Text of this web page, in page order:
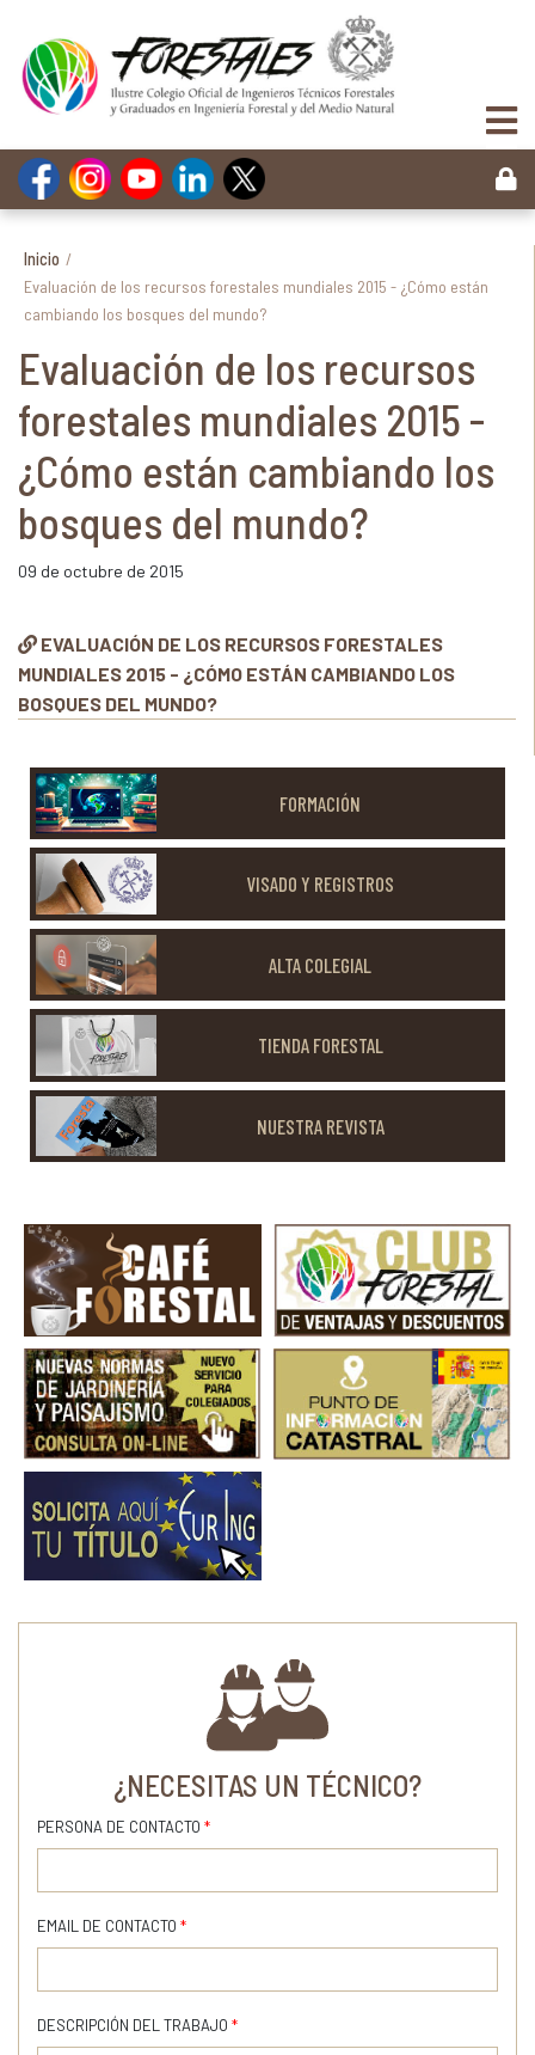
Inicio /
Evaluación de los recursos forestales mundiales 2015 - ¿Cómo están
cambiando los bosques del mundo?
Evaluación de los recursos
forestales mundiales 2015 -
¿Cómo están cambiando los
bosques del mundo?
09 de octubre de 2015
EVALUACIÓN DE LOS RECURSOS FORESTALES
MUNDIALES 2015 - ¿CÓMO ESTÁN CAMBIANDO LOS
BOSQUES DEL MUNDO?
FORMACIÓN
VISADO Y REGISTROS
ALTA COLEGIAL
TIENDA FORESTAL
NUESTRA REVISTA
¿NECESITAS UN TÉCNICO?
PERSONA DE CONTACTO *
EMAIL DE CONTACTO *
DESCRIPCIÓN DEL TRABAJO *